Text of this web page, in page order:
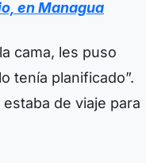
en Managua
cama, les puso
tenía planificado”.
de viaje para